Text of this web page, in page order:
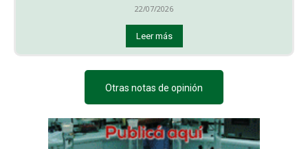
22/07/2026
Leer más
Otras notas de opinión